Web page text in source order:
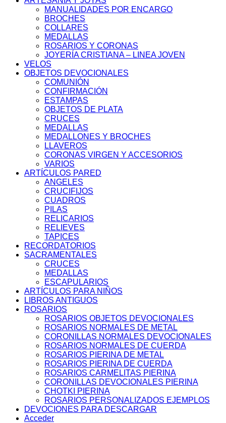
MANUALIDADES POR ENCARGO
BROCHES
COLLARES
MEDALLAS
ROSARIOS Y CORONAS
JOYERÍA CRISTIANA – LINEA JOVEN
VELOS
OBJETOS DEVOCIONALES
COMUNIÓN
CONFIRMACIÓN
ESTAMPAS
OBJETOS DE PLATA
CRUCES
MEDALLAS
MEDALLONES Y BROCHES
LLAVEROS
CORONAS VIRGEN Y ACCESORIOS
VARIOS
ARTÍCULOS PARED
ANGELES
CRUCIFIJOS
CUADROS
PILAS
RELICARIOS
RELIEVES
TAPICES
RECORDATORIOS
SACRAMENTALES
CRUCES
MEDALLAS
ESCAPULARIOS
ARTÍCULOS PARA NIÑOS
LIBROS ANTIGUOS
ROSARIOS
ROSARIOS OBJETOS DEVOCIONALES
ROSARIOS NORMALES DE METAL
CORONILLAS NORMALES DEVOCIONALES
ROSARIOS NORMALES DE CUERDA
ROSARIOS PIERINA DE METAL
ROSARIOS PIERINA DE CUERDA
ROSARIOS CARMELITAS PIERINA
CORONILLAS DEVOCIONALES PIERINA
CHOTKI PIERINA
ROSARIOS PERSONALIZADOS EJEMPLOS
DEVOCIONES PARA DESCARGAR
Acceder